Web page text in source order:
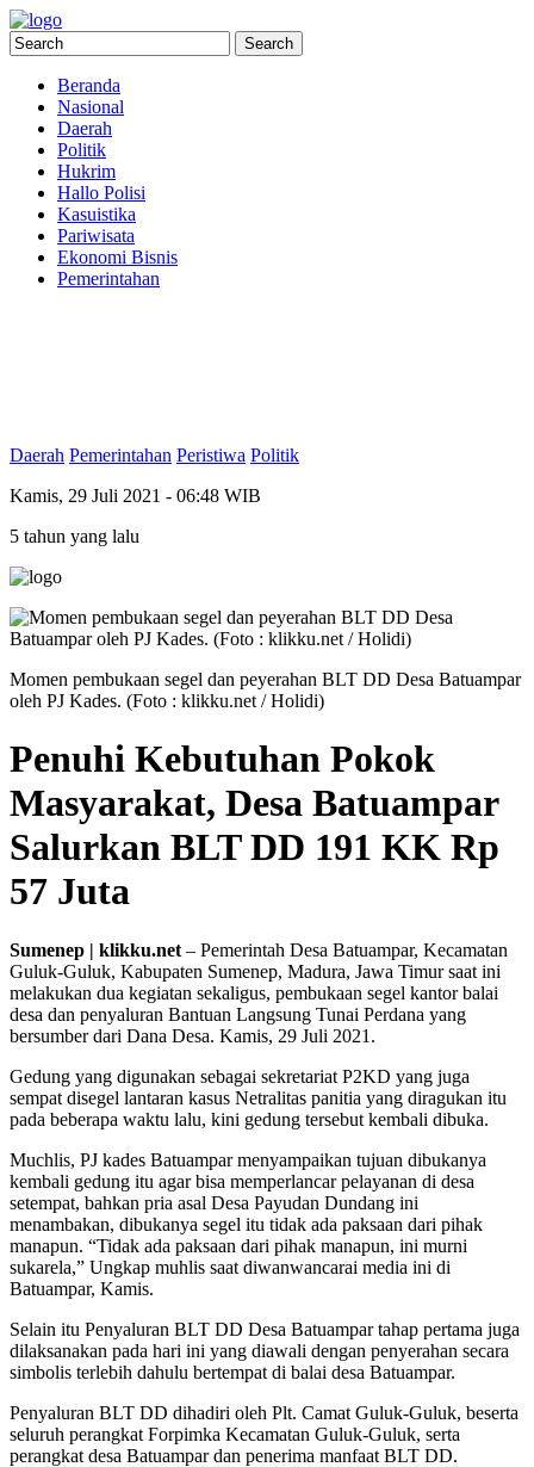
Beranda
Nasional
Daerah
Politik
Hukrim
Hallo Polisi
Kasuistika
Pariwisata
Ekonomi Bisnis
Pemerintahan
Daerah Pemerintahan Peristiwa Politik
Kamis, 29 Juli 2021 - 06:48 WIB
5 tahun yang lalu
Momen pembukaan segel dan peyerahan BLT DD Desa Batuampar
oleh PJ Kades. (Foto : klikku.net / Holidi)
Penuhi Kebutuhan Pokok
Masyarakat, Desa Batuampar
Salurkan BLT DD 191 KK Rp
57 Juta
Sumenep | klikku.net – Pemerintah Desa Batuampar, Kecamatan
Guluk-Guluk, Kabupaten Sumenep, Madura, Jawa Timur saat ini
melakukan dua kegiatan sekaligus, pembukaan segel kantor balai
desa dan penyaluran Bantuan Langsung Tunai Perdana yang
bersumber dari Dana Desa. Kamis, 29 Juli 2021.
Gedung yang digunakan sebagai sekretariat P2KD yang juga
sempat disegel lantaran kasus Netralitas panitia yang diragukan itu
pada beberapa waktu lalu, kini gedung tersebut kembali dibuka.
Muchlis, PJ kades Batuampar menyampaikan tujuan dibukanya
kembali gedung itu agar bisa memperlancar pelayanan di desa
setempat, bahkan pria asal Desa Payudan Dundang ini
menambakan, dibukanya segel itu tidak ada paksaan dari pihak
manapun. “Tidak ada paksaan dari pihak manapun, ini murni
sukarela,” Ungkap muhlis saat diwanwancarai media ini di
Batuampar, Kamis.
Selain itu Penyaluran BLT DD Desa Batuampar tahap pertama juga
dilaksanakan pada hari ini yang diawali dengan penyerahan secara
simbolis terlebih dahulu bertempat di balai desa Batuampar.
Penyaluran BLT DD dihadiri oleh Plt. Camat Guluk-Guluk, beserta
seluruh perangkat Forpimka Kecamatan Guluk-Guluk, serta
perangkat desa Batuampar dan penerima manfaat BLT DD.